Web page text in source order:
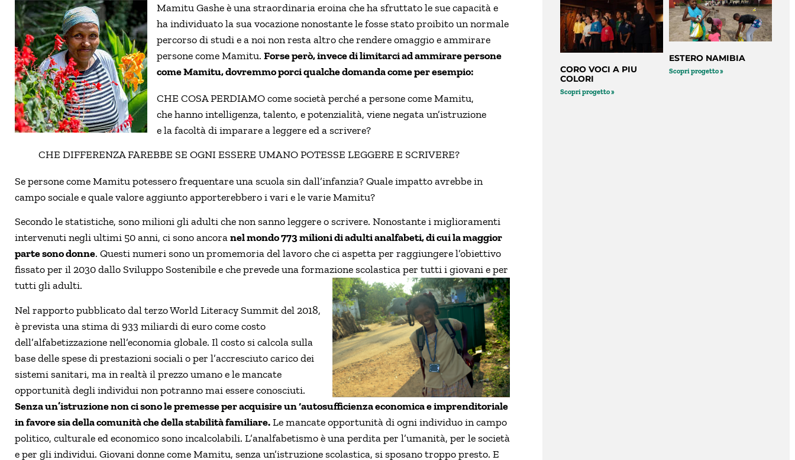
Mamitu Gashe è una straordinaria eroina che ha sfruttato le sue capacità e
ha individuato la sua vocazione nonostante le fosse stato proibito un normale
percorso di studi e a noi non resta altro che rendere omaggio e ammirare
persone come Mamitu. Forse però, invece di limitarci ad ammirare persone
come Mamitu, dovremmo porci qualche domanda come per esempio:
CHE COSA PERDIAMO come società perché a persone come Mamitu,
che hanno intelligenza, talento, e potenzialità, viene negata un’istruzione
e la facoltà di imparare a leggere ed a scrivere?
CHE DIFFERENZA FAREBBE SE OGNI ESSERE UMANO POTESSE LEGGERE E SCRIVERE?
Se persone come Mamitu potessero frequentare una scuola sin dall’infanzia? Quale impatto avrebbe in
campo sociale e quale valore aggiunto apporterebbero i vari e le varie Mamitu?
Secondo le statistiche, sono milioni gli adulti che non sanno leggere o scrivere. Nonostante i miglioramenti
intervenuti negli ultimi 50 anni, ci sono ancoranel mondo 773 milioni di adulti analfabeti, di cui la maggior
parte sono donne. Questi numeri sono un promemoria del lavoro che ci aspetta per raggiungere l’obiettivo
fissato per il 2030 dallo Sviluppo Sostenibile e che prevede una formazione scolastica per tutti i giovani e per
tutti gli adulti.
Nel rapporto pubblicato dal terzo World Literacy Summit del 2018,
è prevista una stima di 933 miliardi di euro come costo
dell’alfabetizzazione nell’economia globale. Il costo si calcola sulla
base delle spese di prestazioni sociali o per l’accresciuto carico dei
sistemi sanitari, ma in realtà il prezzo umano e le mancate
opportunità degli individui non potranno mai essere conosciuti.
Senza un’istruzione non ci sono le premesse per acquisire un ‘autosufficienza economica e imprenditoriale
in favore sia della comunità che della stabilità familiare.Le mancate opportunità di ogni individuo in campo
politico, culturale ed economico sono incalcolabili. L’analfabetismo è una perdita per l’umanità, per le società
e per gli individui. Giovani donne come Mamitu, senza un’istruzione scolastica, si sposano troppo presto. E
CORO VOCI A PIU
COLORI
Scopri progetto »
ESTERO NAMIBIA
Scopri progetto »